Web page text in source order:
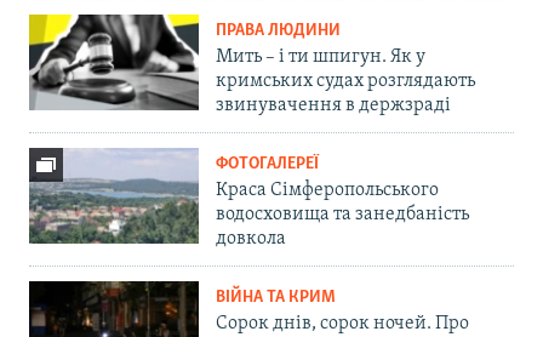
ПРАВА ЛЮДИНИ
Мить – і ти шпигун. Як у
кримських судах розглядають
звинувачення в держзраді
ФОТОГАЛЕРЕЇ
Краса Сімферопольського
водосховища та занедбаність
довкола
ВІЙНА ТА КРИМ
Сорок днів, сорок ночей. Про